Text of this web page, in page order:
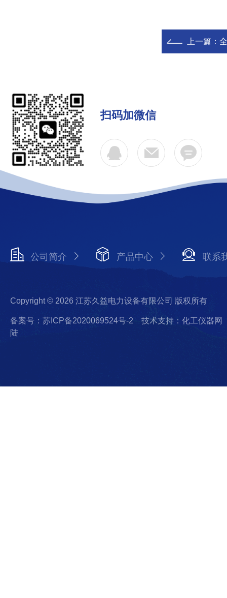
上一篇：
扫码加微信
公司简介 产品中心 联系
Copyright © 2026 江苏久益电力设备有限公司 版权所有
备案号：苏ICP备2020069524号-2
技术支持：化工仪器网
陆